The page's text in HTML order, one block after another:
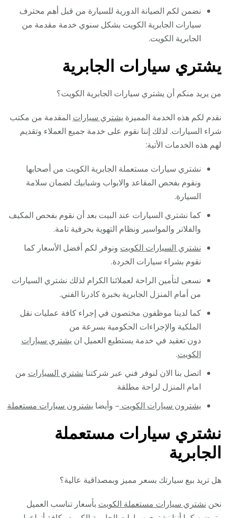
نضمن لكم الصيانة الدورية للسيارة من قبل أهم محترف
سيارات الجابرية الكويت بشكل سنوي خدمة مقدمة من
الجابرية الكويت.
يشتري سيارات الجابرية
من يريد منكم أن يشتري سيارات الجابرية الكويت؟
نقدم لكم هذه الخدمة المميزة يشتري سيارات المقدمة من مكتب
شراء السيارات. لذلك إننا نقوم على خدمة جميع العملاء وتقديم
لهم هذه الخدمات الأتية:
نشتري سيارات مستعملة الجابرية الكويت من أصحابها
ونقوم بفحص المقاعد والابواب وشبابيك لضمان سلامة
السيارة.
كما نشتري السيارات عند البيت بعد أن نقوم بفحص المكيف
والفلاتر والمواسير ونظام التهوية بحرفية تامة.
نشتري السيارات الكويت ونوفر لكم أفضل الأسعار كما
نقوم بشراء سيارات الخردة.
نسعى لتأمين الراحة لعملائنا الكرام لذلك نشتري السيارات
من أمام المنزل الجابرية بخبرة كادرنا الفني.
كما لدينا موظفون مختصون في إجراء كافة عمليات نقل
الملكية والإجراءات الحكومية بسرعة من
دون تعقيد في خدمة يستطيع العميل ان يشتري سيارات
الكويت.
اتصل بنا الان لنوفر فني عبر شركتنا نشتري السيارات من
امام المنزل لراحة مطلقة
يشترون سيارات الكويت – وأيضا يشترون سيارات مستعملة
نشتري سيارات مستعملة
الجابرية
هل تريد بيع سيارتك بسعر مميز وبمصداقية عالية؟
نحن نشتري سيارات مستعملة الكويت بأسعار تناسب العميل